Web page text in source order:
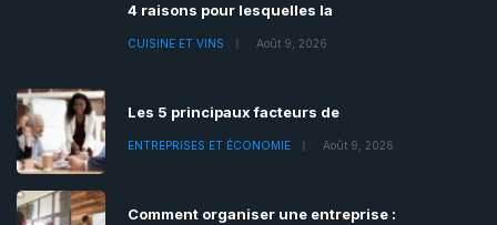
4 raisons pour lesquelles la
CUISINE ET VINS Août 9, 2026
Les 5 principaux facteurs de
ENTREPRISES ET ÉCONOMIE Août 9, 2026
Comment organiser une entreprise :